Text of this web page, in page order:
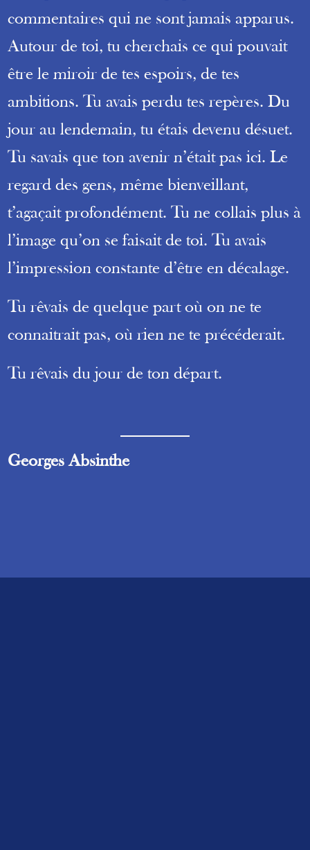
commentaires qui ne sont jamais apparus.
Autour de toi, tu cherchais ce qui pouvait
être le miroir de tes espoirs, de tes
ambitions. Tu avais perdu tes repères. Du
jour au lendemain, tu étais devenu désuet.
Tu savais que ton avenir n’était pas ici. Le
regard des gens, même bienveillant,
t’agaçait profondément. Tu ne collais plus à
l’image qu’on se faisait de toi. Tu avais
l’impression constante d’être en décalage.
Tu rêvais de quelque part où on ne te
connaitrait pas, où rien ne te précéderait.
Tu rêvais du jour de ton départ.
Georges Absinthe